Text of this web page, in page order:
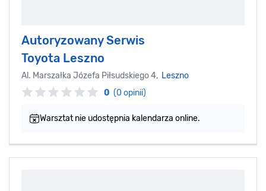
Autoryzowany Serwis
Toyota Leszno
Al. Marszałka Józefa Piłsudskiego 4, Leszno
0 (0 opinii)
Warsztat nie udostępnia kalendarza online.